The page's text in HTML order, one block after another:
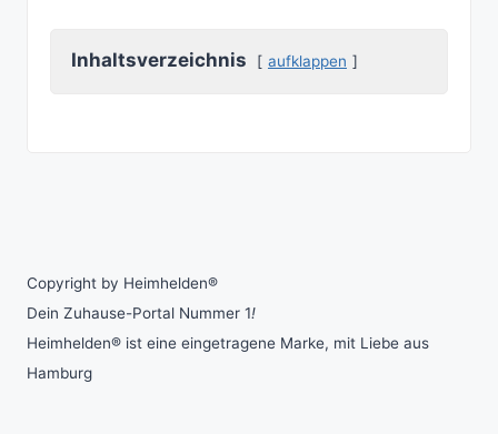
Inhaltsverzeichnis aufklappen
Copyright by Heimhelden®
Dein Zuhause-Portal Nummer 1!
Heimhelden® ist eine eingetragene Marke, mit Liebe aus
Hamburg